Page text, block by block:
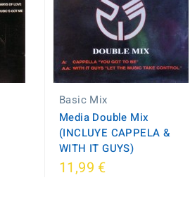
Basic Mix
Media Double Mix
(INCLUYE CAPPELA &
WITH IT GUYS)
11,99 €